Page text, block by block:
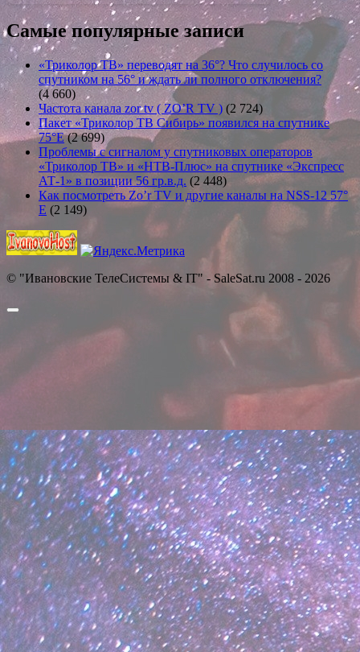
Самые популярные записи
«Триколор ТВ» переводят на 36°? Что случилось со
спутником на 56° и ждать ли полного отключения?
(4 660)
Частота канала zor tv ( ZO’R TV ) (2 724)
Пакет «Триколор ТВ Сибирь» появился на спутнике
75°E (2 699)
Проблемы с сигналом у спутниковых операторов
«Триколор ТВ» и «НТВ-Плюс» на спутнике «Экспресс
АТ-1» в позиции 56 гр.в.д. (2 448)
Как посмотреть Zo’r TV и другие каналы на NSS-12 57°
E (2 149)
© "Ивановские ТелеСистемы & IT" - SaleSat.ru 2008 - 2026
Прокрутить